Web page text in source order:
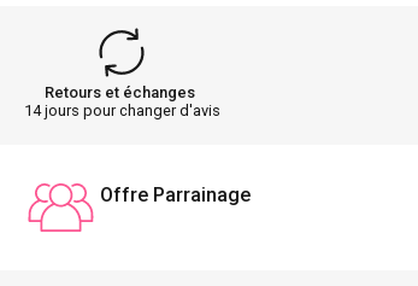
Retours et échanges
14 jours pour changer d'avis
Offre Parrainage